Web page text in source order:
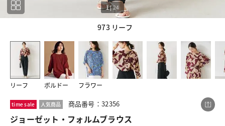
973 リーフ
1|24
リーフ ボルドー フラワー
24
time sale 人気商品 商品番号：32356
ジョーゼット・フォルムブラウス
この商品をシェアする